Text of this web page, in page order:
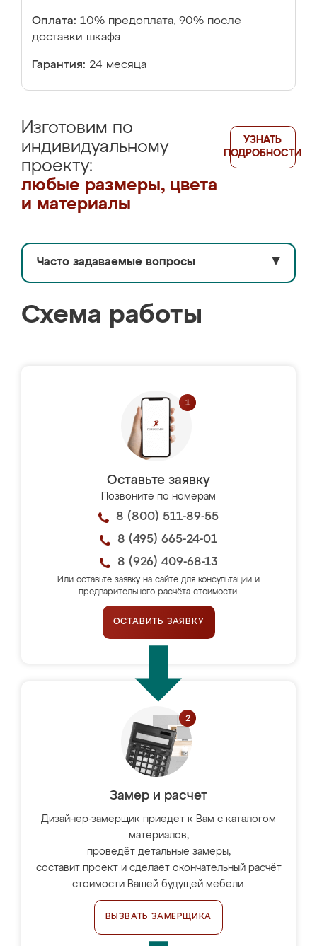
Оплата: 10% предоплата, 90% после
доставки шкафа
Гарантия: 24 месяца
Изготовим по
индивидуальному
проекту:
любые размеры, цвета
и материалы
УЗНАТЬ
ПОДРОБНОСТИ
Часто задаваемые вопросы ▼
Схема работы
Оставьте заявку
Позвоните по номерам
8 (800) 511-89-55
8 (495) 665-24-01
8 (926) 409-68-13
Или оставьте заявку на сайте для консультации и
предварительного расчёта стоимости.
ОСТАВИТЬ ЗАЯВКУ
Замер и расчет
Дизайнер-замерщик приедет к Вам с каталогом
материалов,
проведёт детальные замеры,
составит проект и сделает окончательный расчёт
стоимости Вашей будущей мебели.
ВЫЗВАТЬ ЗАМЕРЩИКА